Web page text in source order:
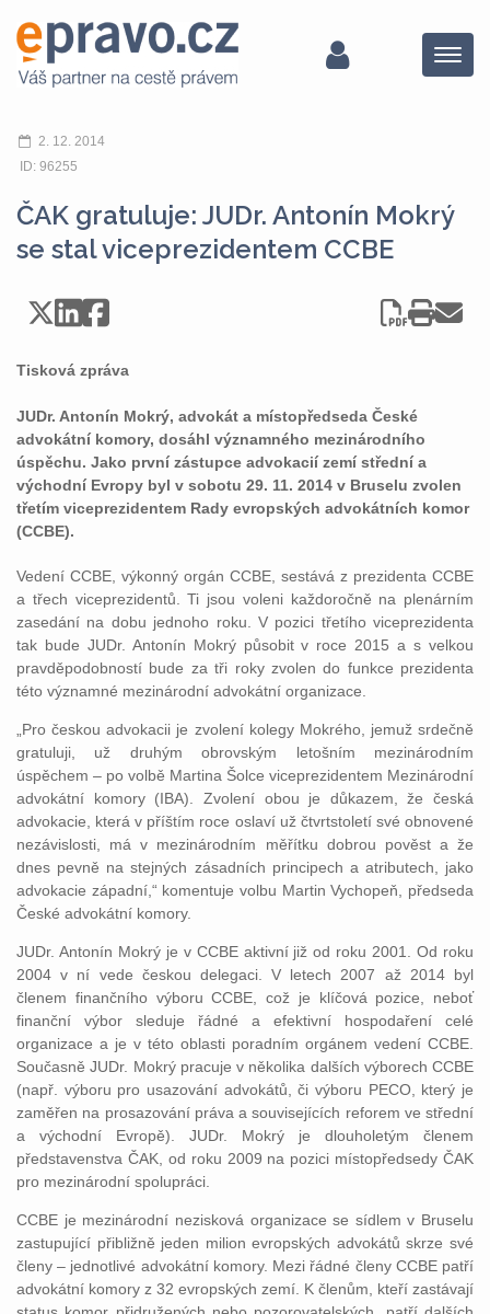
Menu
2. 12. 2014
ID: 96255
ČAK gratuluje: JUDr. Antonín Mokrý
se stal viceprezidentem CCBE
Tisková zpráva
JUDr. Antonín Mokrý, advokát a místopředseda České
advokátní komory, dosáhl významného mezinárodního
úspěchu. Jako první zástupce advokacií zemí střední a
východní Evropy byl v sobotu 29. 11. 2014 v Bruselu zvolen
třetím viceprezidentem Rady evropských advokátních komor
(CCBE).
Vedení CCBE, výkonný orgán CCBE, sestává z prezidenta CCBE
a třech viceprezidentů. Ti jsou voleni každoročně na plenárním
zasedání na dobu jednoho roku. V pozici třetího viceprezidenta
tak bude JUDr. Antonín Mokrý působit v roce 2015 a s velkou
pravděpodobností bude za tři roky zvolen do funkce prezidenta
této významné mezinárodní advokátní organizace.
„Pro českou advokacii je zvolení kolegy Mokrého, jemuž srdečně
gratuluji, už druhým obrovským letošním mezinárodním
úspěchem – po volbě Martina Šolce viceprezidentem Mezinárodní
advokátní komory (IBA). Zvolení obou je důkazem, že česká
advokacie, která v příštím roce oslaví už čtvrtstoletí své obnovené
nezávislosti, má v mezinárodním měřítku dobrou pověst a že
dnes pevně na stejných zásadních principech a atributech, jako
advokacie západní,“ komentuje volbu Martin Vychopeň, předseda
České advokátní komory.
JUDr. Antonín Mokrý je v CCBE aktivní již od roku 2001. Od roku
2004 v ní vede českou delegaci. V letech 2007 až 2014 byl
členem finančního výboru CCBE, což je klíčová pozice, neboť
finanční výbor sleduje řádné a efektivní hospodaření celé
organizace a je v této oblasti poradním orgánem vedení CCBE.
Současně JUDr. Mokrý pracuje v několika dalších výborech CCBE
(např. výboru pro usazování advokátů, či výboru PECO, který je
zaměřen na prosazování práva a souvisejících reforem ve střední
a východní Evropě). JUDr. Mokrý je dlouholetým členem
představenstva ČAK, od roku 2009 na pozici místopředsedy ČAK
pro mezinárodní spolupráci.
CCBE je mezinárodní nezisková organizace se sídlem v Bruselu
zastupující přibližně jeden milion evropských advokátů skrze své
členy – jednotlivé advokátní komory. Mezi řádné členy CCBE patří
advokátní komory z 32 evropských zemí. K členům, kteří zastávají